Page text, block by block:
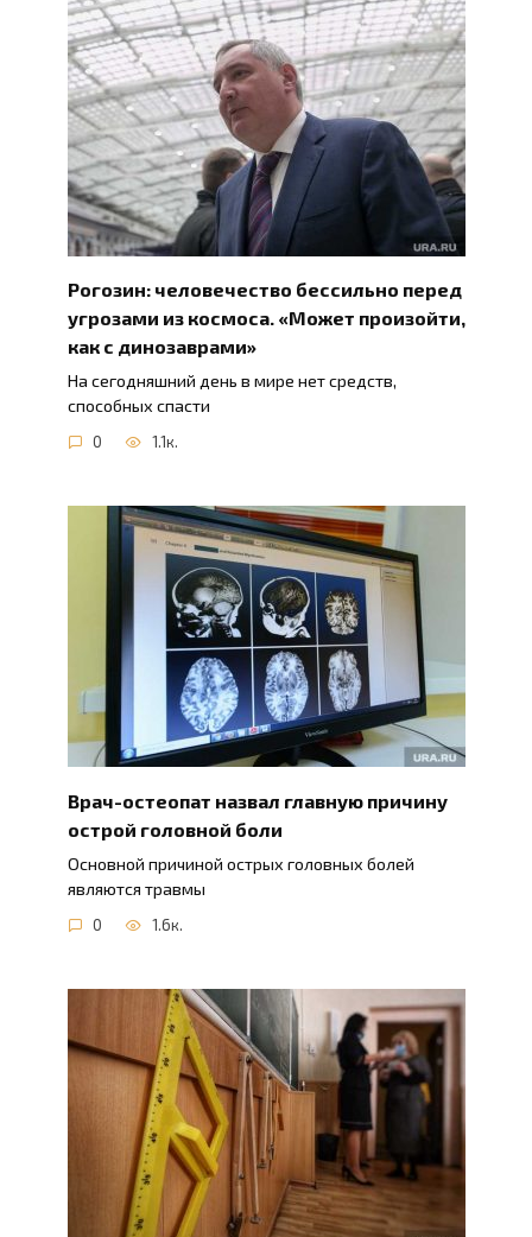
Рогозин: человечество бессильно перед
угрозами из космоса. «Может произойти,
как с динозаврами»
На сегодняшний день в мире нет средств,
способных спасти
0 1.1к.
Врач-остеопат назвал главную причину
острой головной боли
Основной причиной острых головных болей
являются травмы
0 1.6к.